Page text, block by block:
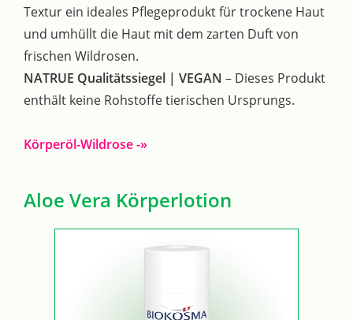
Textur ein ideales Pflegeprodukt für trockene Haut
und umhüllt die Haut mit dem zarten Duft von
frischen Wildrosen.
NATRUE Qualitätssiegel | VEGAN – Dieses Produkt
enthält keine Rohstoffe tierischen Ursprungs.
Körperöl-Wildrose -»
Aloe Vera Körperlotion